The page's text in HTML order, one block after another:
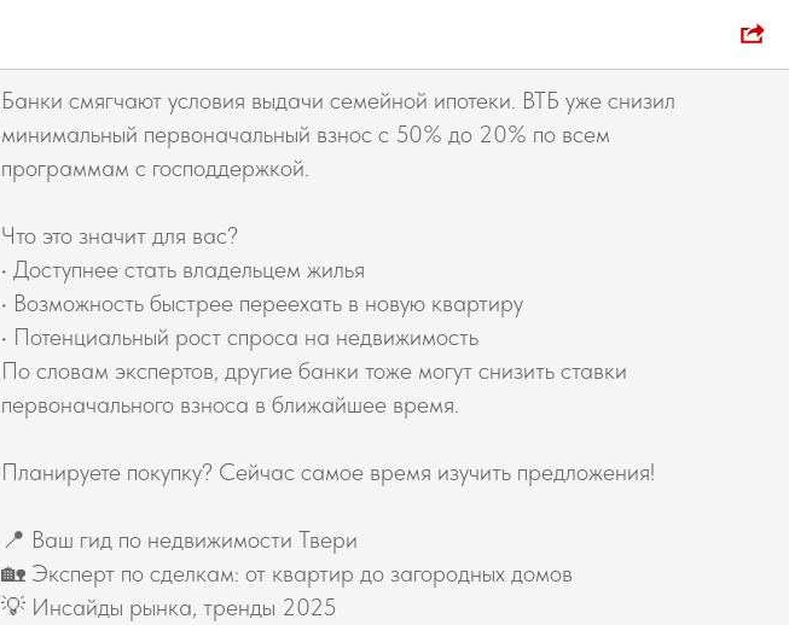
Банки смягчают условия выдачи семейной ипотеки. ВТБ уже снизил
минимальный первоначальный взнос с 50% до 20% по всем
программам с господдержкой.
Что это значит для вас?
• Доступнее стать владельцем жилья
• Возможность быстрее переехать в новую квартиру
• Потенциальный рост спроса на недвижимость
По словам экспертов, другие банки тоже могут снизить ставки
первоначального взноса в ближайшее время.
Планируете покупку? Сейчас самое время изучить предложения!
📍 Ваш гид по недвижимости Твери
🏡 Эксперт по сделкам: от квартир до загородных домов
💡 Инсайды рынка, тренды 2025